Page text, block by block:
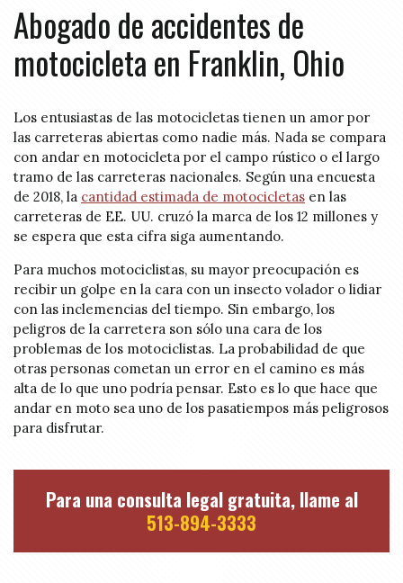
Abogado de accidentes de
motocicleta en Franklin, Ohio
Los entusiastas de las motocicletas tienen un amor por
las carreteras abiertas como nadie más. Nada se compara
con andar en motocicleta por el campo rústico o el largo
tramo de las carreteras nacionales. Según una encuesta
de 2018, la cantidad estimada de motocicletas en las
carreteras de EE. UU. cruzó la marca de los 12 millones y
se espera que esta cifra siga aumentando.
Para muchos motociclistas, su mayor preocupación es
recibir un golpe en la cara con un insecto volador o lidiar
con las inclemencias del tiempo. Sin embargo, los
peligros de la carretera son sólo una cara de los
problemas de los motociclistas. La probabilidad de que
otras personas cometan un error en el camino es más
alta de lo que uno podría pensar. Esto es lo que hace que
andar en moto sea uno de los pasatiempos más peligrosos
para disfrutar.
Para una consulta legal gratuita, llame al
513-894-3333